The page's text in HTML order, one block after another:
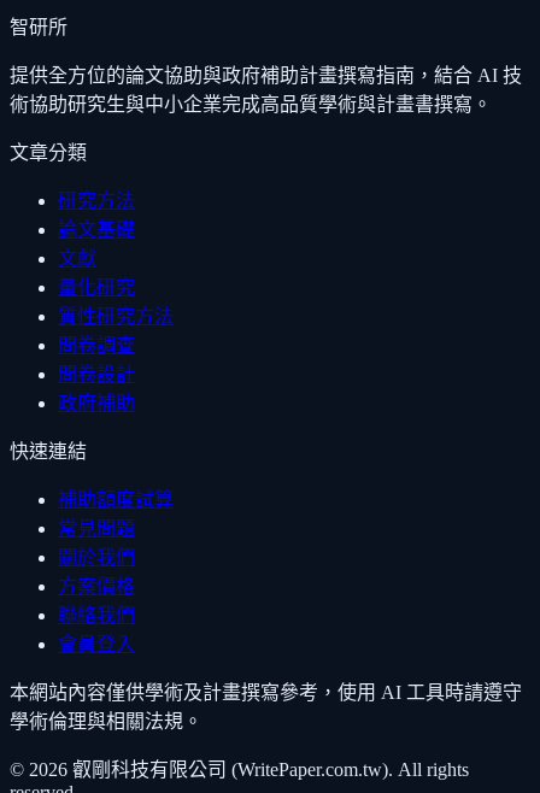
智研所
提供全方位的論文協助與政府補助計畫撰寫指南，結合 AI 技
術協助研究生與中小企業完成高品質學術與計畫書撰寫。
文章分類
研究方法
論文基礎
文獻
量化研究
質性研究方法
問卷調查
問卷設計
政府補助
快速連結
補助額度試算
常見問題
關於我們
方案價格
聯絡我們
會員登入
本網站內容僅供學術及計畫撰寫參考，使用 AI 工具時請遵守
學術倫理與相關法規。
© 2026 叡剛科技有限公司 (WritePaper.com.tw). All rights